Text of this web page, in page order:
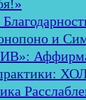
и
практики: